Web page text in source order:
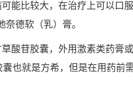
能比较大，在治疗上可以口
德软（乳）膏。
酸苷胶囊，外用激素类药膏
也就是方希，但是在用药前